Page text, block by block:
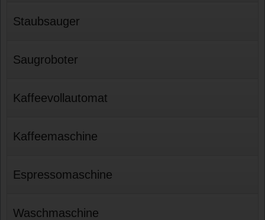
Staubsauger
Saugroboter
Kaffeevollautomat
Kaffeemaschine
Espressomaschine
Waschmaschine